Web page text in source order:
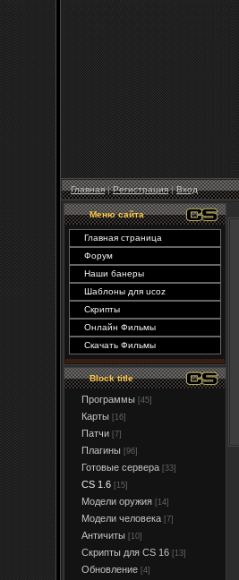
Главная|Регистрация|Вход
Меню сайта
Главная страница
Форум
Наши банеры
Шаблоны для ucoz
Скрипты
Онлайн Фильмы
Скачать Фильмы
Block title
Программы [45]
Карты [16]
Патчи [7]
Плагины [96]
Готовые сервера [33]
CS 1.6 [15]
Модели оружия [14]
Модели человека [7]
Античиты [10]
Скрипты для CS 16 [13]
Обновление [4]